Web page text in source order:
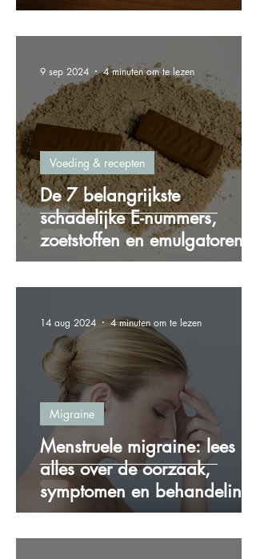
gewichtstoename
De 7 belangrijkste
schadelijke E-nummers,
zoetstoffen en emulgatoren
die je wilt vermijden!
Voeding & recepten
9 sep 2024 4 minuten om te lezen
Menstruele migraine: lees
alles over de oorzaak,
symptomen en behandeling!
Migraine
14 aug 2024 4 minuten om te lezen